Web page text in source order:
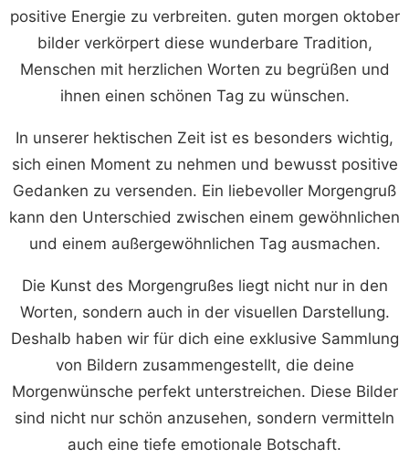
positive Energie zu verbreiten. guten morgen oktober
bilder verkörpert diese wunderbare Tradition,
Menschen mit herzlichen Worten zu begrüßen und
ihnen einen schönen Tag zu wünschen.
In unserer hektischen Zeit ist es besonders wichtig,
sich einen Moment zu nehmen und bewusst positive
Gedanken zu versenden. Ein liebevoller Morgengruß
kann den Unterschied zwischen einem gewöhnlichen
und einem außergewöhnlichen Tag ausmachen.
Die Kunst des Morgengrußes liegt nicht nur in den
Worten, sondern auch in der visuellen Darstellung.
Deshalb haben wir für dich eine exklusive Sammlung
von Bildern zusammengestellt, die deine
Morgenwünsche perfekt unterstreichen. Diese Bilder
sind nicht nur schön anzusehen, sondern vermitteln
auch eine tiefe emotionale Botschaft.